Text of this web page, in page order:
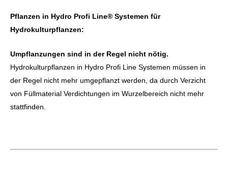
Pflanzen in Hydro Profi Line® Systemen für
Hydrokulturpflanzen:
Umpflanzungen sind in der Regel nicht nötig.
Hydrokulturpflanzen in Hydro Profi Line Systemen müssen in
der Regel nicht mehr umgepflanzt werden, da durch Verzicht
von Füllmaterial Verdichtungen im Wurzelbereich nicht mehr
stattfinden.